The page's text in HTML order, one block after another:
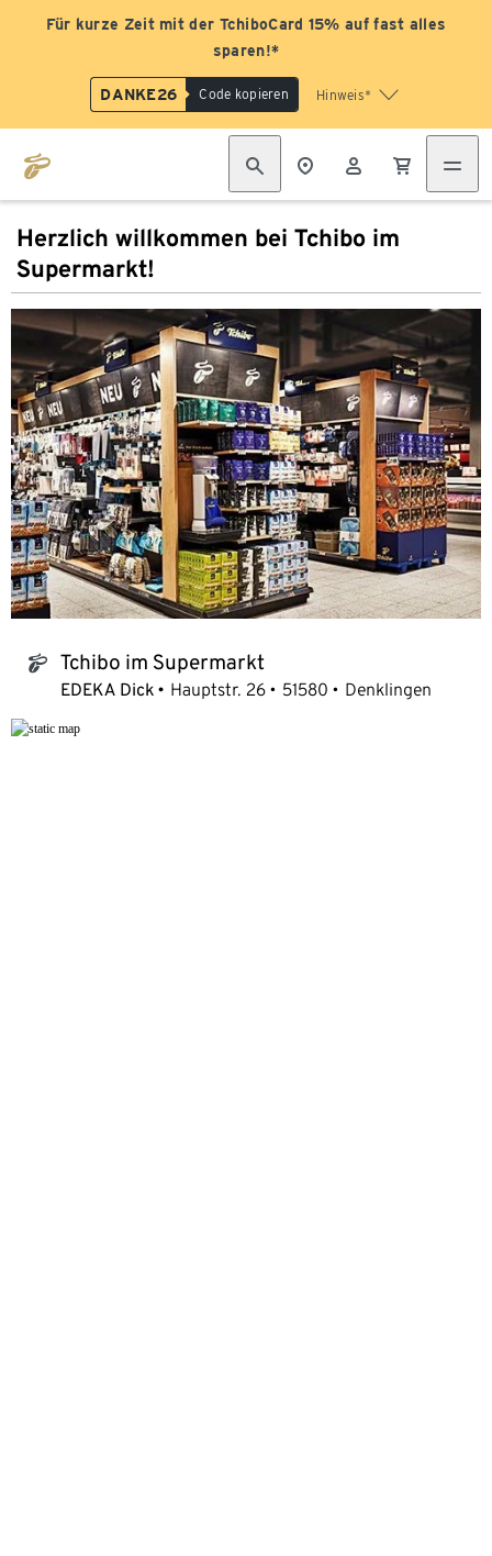
Für kurze Zeit mit der TchiboCard 15% auf fast alles
sparen!*
DANKE26 Code kopieren Hinweis*
Herzlich willkommen bei Tchibo im
Supermarkt!
tchibo_logo Tchibo im Supermarkt
EDEKA Dick Hauptstr. 26 51580 Denklingen